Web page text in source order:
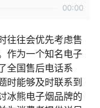
00:00
往往会优先考虑售
作为一个知名电子
全国售后电话系
时能够及时联系到
冰熊电子烟品牌的